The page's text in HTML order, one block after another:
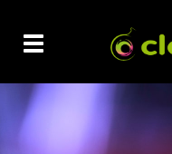
Toggle
navigation